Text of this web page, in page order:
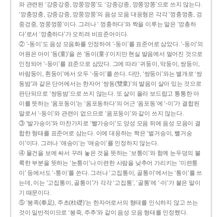
와 관련된 ‘강중강중, 깡쭝깡쭝’도 ‘강종강종, 깡쫑깡쫑’으로 쓰지 않는다.
‘깡충깡충, 강중강중, 깡쭝깡쭝’의 음성 모음 대응형은 각각 ‘껑충껑충, 겅
중겅중, 껑쭝껑쭝’이다. 그러나 ‘ 껑충하다’와 짝을 이루는 말은 ‘깡총하
다’로서 ‘깡충하다’가 오히려 비표준어이다.
② ‘-동이’도 음성 모음화를 인정하여 ‘-둥이’를 표준어로 삼았다. ‘-둥이’의
어원은 아이 ‘동(童)’을 쓴 ‘동이(童-)’이지만 현실 발음에서 멀어진 것으로
인정되어 ‘-둥이’를 표준으로 삼았다. 그에 따라 ‘귀둥이, 막둥이, 쌍둥이,
바람둥이, 흰둥이’에서 모두 ‘-둥이’를 쓴다. 다만, ‘쌍둥이’와는 별개로 ‘쌍
동밤’과 같은 단어에서는 한자어 ‘쌍동(雙童)’의 발음이 살아 있는 것으로
판단되므로 ‘쌍둥밤’으로 쓰지 않는다. 또 살이 올라 보드랍고 통통한 아
이를 뜻하는 ‘옴포동이’는 ‘옴포동하다’의 어근 ‘옴포동’에 ‘-이’가 결합된
말로서 ‘-둥이’와 관련이 없으므로 ‘옴포둥이’와 같이 쓰지 않는다.
③ ‘발가숭이’와 마찬가지로 ‘빨가숭이’도 양성 모음 뒤에 음성 모음이 결
합한 형태를 표준어로 삼는다. 이에 대응하는 짝은 ‘벌거숭이, 뻘거숭
이’이다. 그러나 ‘애송이’는 ‘애숭이’를 인정하지 않는다.
④ 물건을 보에 싸서 꾸려 놓은 것을 뜻하는 ‘보퉁이’와 함께 눈두덩의 불
룩한 부분을 뜻하는 ‘눈퉁이’나 미련한 사람을 낮추어 가리키는 ‘미련퉁
이’ 등에서도 ‘-퉁이’를 쓴다. 그러나 ‘고집통이, 골통이’에서는 ‘통이’를 쓰
는데, 이는 ‘고집통이, 골통이’가 각각 ‘고집통’, ‘골통’에 ‘-이’가 붙은 말이
기 때문이다.
⑤ ‘봉족(奉足), 주초(柱礎)’는 한자어로서의 형태를 인식하지 않고 쓰는
것이 일반적이므로 ‘봉죽, 주추’와 같이 음성 모음 형태를 인정했다.